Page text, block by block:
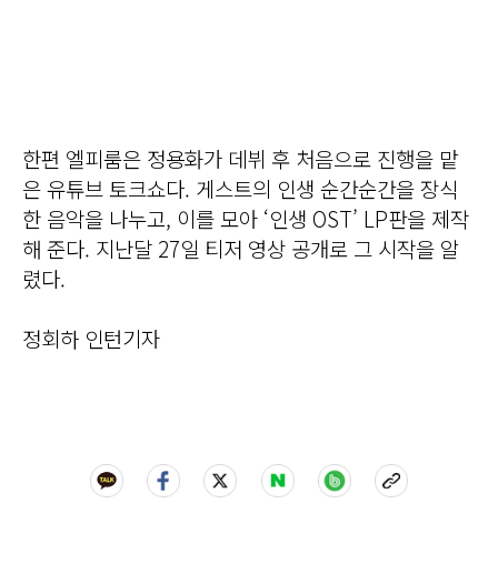
한편 엘피룸은 정용화가 데뷔 후 처음으로 진행을 맡
은 유튜브 토크쇼다. 게스트의 인생 순간순간을 장식
한 음악을 나누고, 이를 모아 ‘인생 OST’ LP판을 제작
해 준다. 지난달 27일 티저 영상 공개로 그 시작을 알
렸다.
정회하 인턴기자